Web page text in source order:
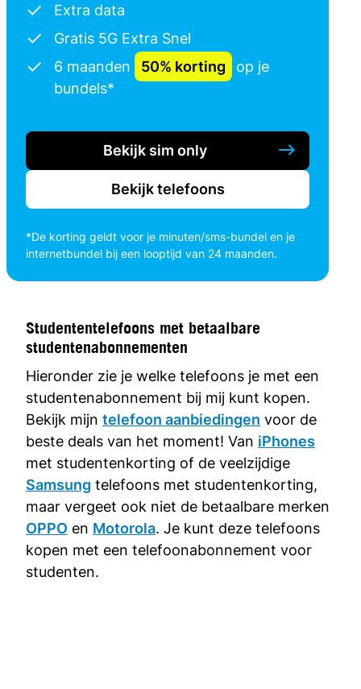
Extra data
Gratis 5G Extra Snel
6 maanden
50% korting
op je
bundels*
Bekijk sim only
Bekijk telefoons
*De korting geldt voor je minuten/sms-bundel en je
internetbundel bij een looptijd van 24 maanden.
Studententelefoons met betaalbare
studentenabonnementen
Hieronder zie je welke telefoons je met een
studentenabonnement bij mij kunt kopen.
Bekijk mijn telefoon aanbiedingen voor de
beste deals van het moment! Van iPhones
met studentenkorting of de veelzijdige
Samsung telefoons met studentenkorting,
maar vergeet ook niet de betaalbare merken
OPPO en Motorola. Je kunt deze telefoons
kopen met een telefoonabonnement voor
studenten.